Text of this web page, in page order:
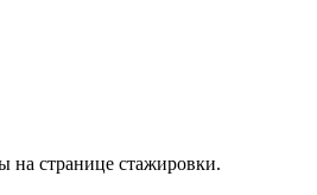
на странице стажировки.